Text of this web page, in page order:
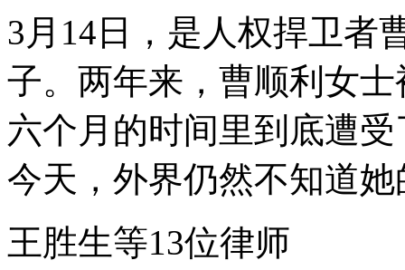
3月14日，是人权捍卫者
子。两年来，曹顺利女
六个月的时间里到底遭
今天，外界仍然不知道
王胜生等13位律师